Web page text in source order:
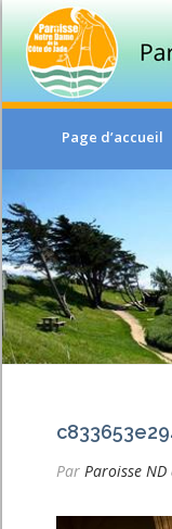
Page d’accueil
Par Paroisse ND